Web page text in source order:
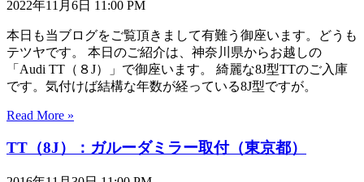
2022年11月6日 11:00 PM
本日も当ブログをご覧頂きまして有難う御座います。どうも
テツヤです。 本日のご紹介は、神奈川県からお越しの
「Audi TT（８J）」で御座います。 綺麗な8J型TTのご入庫
です。気付けば結構な年数が経っている8J型ですが。
Read More »
TT（8J）：ガルーダミラー取付（東京都）